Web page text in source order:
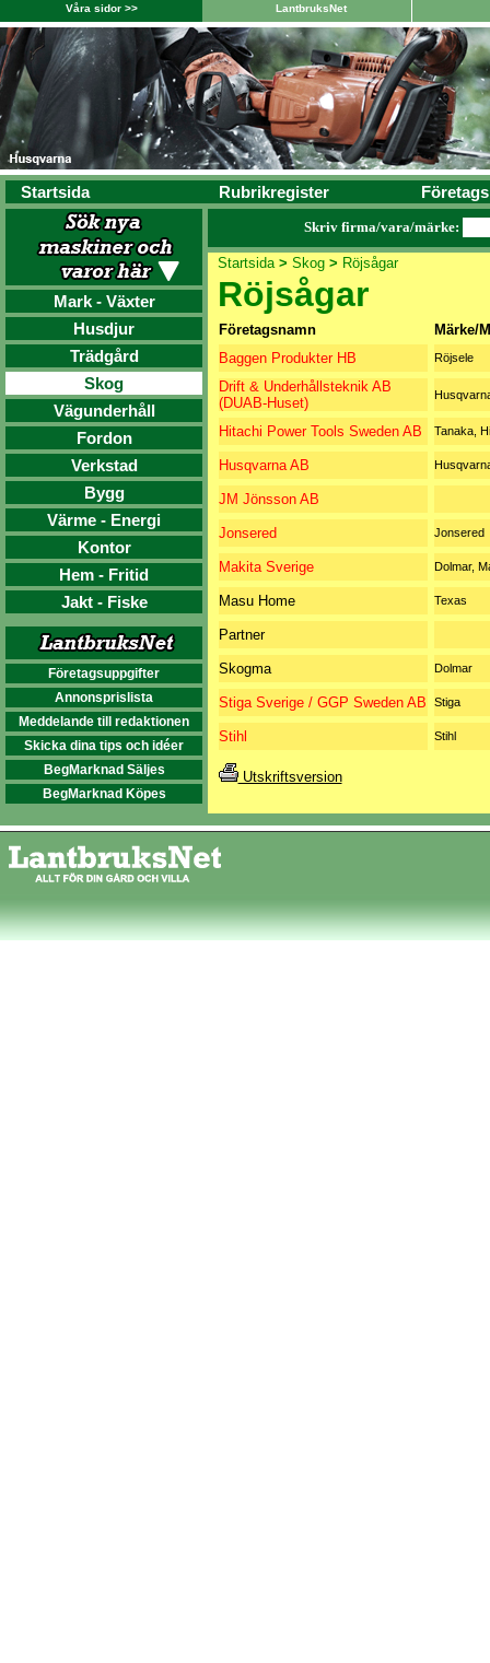
Våra sidor >> LantbruksNet
Startsida Rubrikregister
Mark - Växter
Husdjur
Trädgård
Skog
Vägunderhåll
Fordon
Verkstad
Bygg
Värme - Energi
Kontor
Hem - Fritid
Jakt - Fiske
Företagsuppgifter
Annonsprislista
Meddelande till redaktionen
Skicka dina tips och idéer
BegMarknad Säljes
BegMarknad Köpes
Skriv firma/vara/märke:
Startsida> Skog > Röjsågar
Röjsågar
Företagsnamn
Märke/
Baggen Produkter HB
Röjsele
Drift & Underhållsteknik AB
(DUAB-Huset)
Hitachi Power Tools Sweden AB Tanaka,
Husqvarna AB
JM Jönsson AB
Jonsered Jonsered
Makita Sverige Dolmar,
Masu Home Texas
Partner
Skogma Dolmar
Stiga Sverige / GGP Sweden AB Stiga
Stihl Stihl
Utskriftsversion